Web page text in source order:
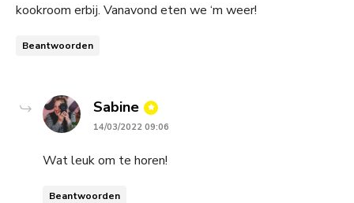
kookroom erbij. Vanavond eten we ‘m weer!
Beantwoorden
Sabine says:
14/03/2022 09:06
Wat leuk om te horen!
Beantwoorden